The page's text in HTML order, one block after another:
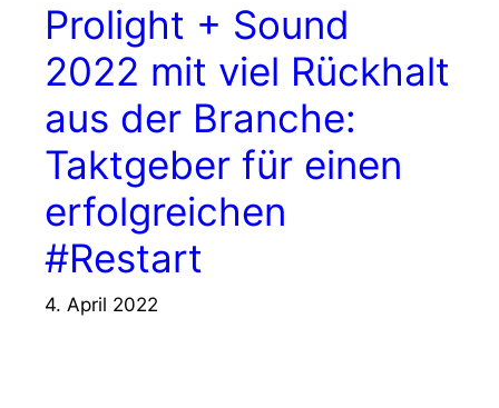
Prolight + Sound
2022 mit viel Rückhalt
aus der Branche:
Taktgeber für einen
erfolgreichen
#Restart
4. April 2022